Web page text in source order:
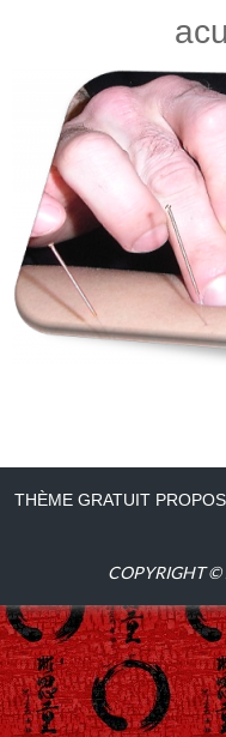
THÈME GRATUIT
COPYRIGHT